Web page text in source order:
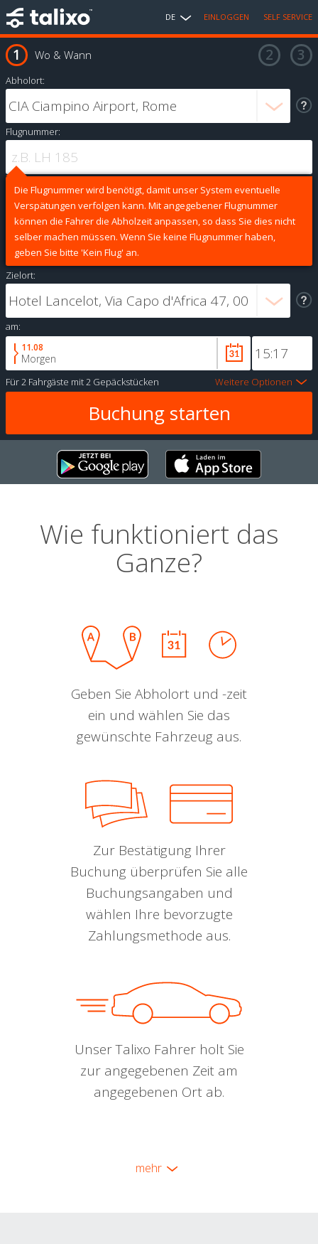
DE EINLOGGEN SELF SERVICE
Wo & Wann
Abholort:
Flugnummer:
Die Flugnummer wird benötigt, damit unser System eventuelle
Verspätungen verfolgen kann. Mit angegebener Flugnummer
können die Fahrer die Abholzeit anpassen, so dass Sie dies nicht
selber machen müssen. Wenn Sie keine Flugnummer haben,
geben Sie bitte 'Kein Flug' an.
Zielort:
am:
11.08
Morgen
Für2 Fahrgäste mit2 Gepäckstücken Weitere Optionen
Wie funktioniert das
Ganze?
Geben Sie Abholort und -zeit
ein und wählen Sie das
gewünschte Fahrzeug aus.
Zur Bestätigung Ihrer
Buchung überprüfen Sie alle
Buchungsangaben und
wählen Ihre bevorzugte
Zahlungsmethode aus.
Unser Talixo Fahrer holt Sie
zur angegebenen Zeit am
angegebenen Ort ab.
mehr